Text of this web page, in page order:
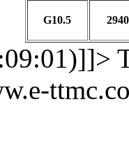
G10.5